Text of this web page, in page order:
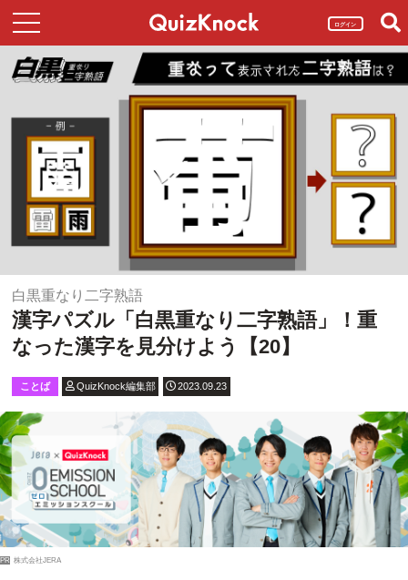
ログイン
白黒重なり二字熟語
漢字パズル「白黒重なり二字熟語」！重
なった漢字を見分けよう【20】
ことば QuizKnock編集部 2023.09.23
PR 株式会社JERA